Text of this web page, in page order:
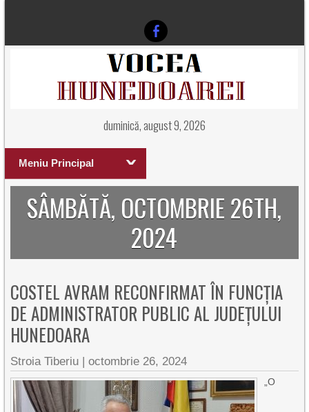
duminică, august 9, 2026
Meniu Principal
SÂMBĂTĂ, OCTOMBRIE 26TH,
2024
COSTEL AVRAM RECONFIRMAT ÎN FUNCȚIA
DE ADMINISTRATOR PUBLIC AL JUDEȚULUI
HUNEDOARA
Stroia Tiberiu |octombrie 26, 2024
„O